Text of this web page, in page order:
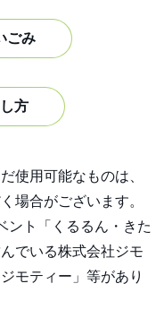
ごみ
方
使用可能なものは、
場合がございます。
ント「くるるん・きた
でいる株式会社ジモ
モティー」等があり